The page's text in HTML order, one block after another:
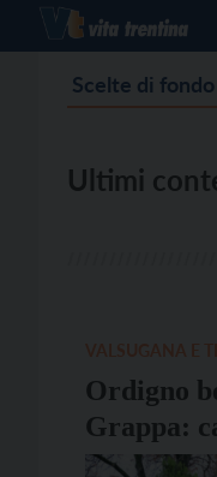
Scelte di fondo
Ultimi
Ordigno
Grappa:
bus fra